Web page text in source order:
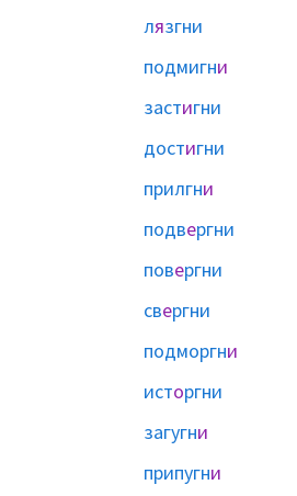
лязгни
подмигни
застигни
достигни
прилгни
подвергни
повергни
свергни
подморгни
исторгни
загугни
припугни